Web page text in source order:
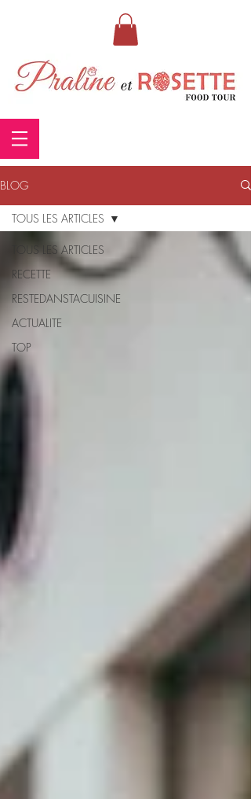
BLOG
TOUS LES ARTICLES
RECETTE
RESTEDANSTACUISINE
ACTUALITE
TOP
TOUS LES ARTICLES